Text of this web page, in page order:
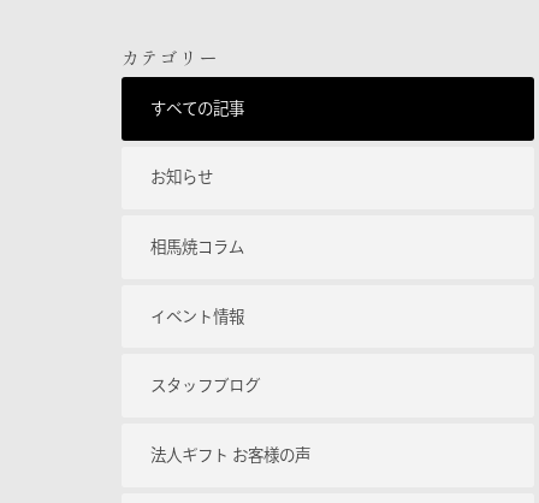
カテゴリー
すべての記事
お知らせ
相馬焼コラム
イベント情報
スタッフブログ
法人ギフト お客様の声